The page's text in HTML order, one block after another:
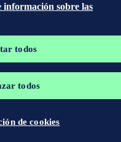
información sobre las
todos
todos
de cookies